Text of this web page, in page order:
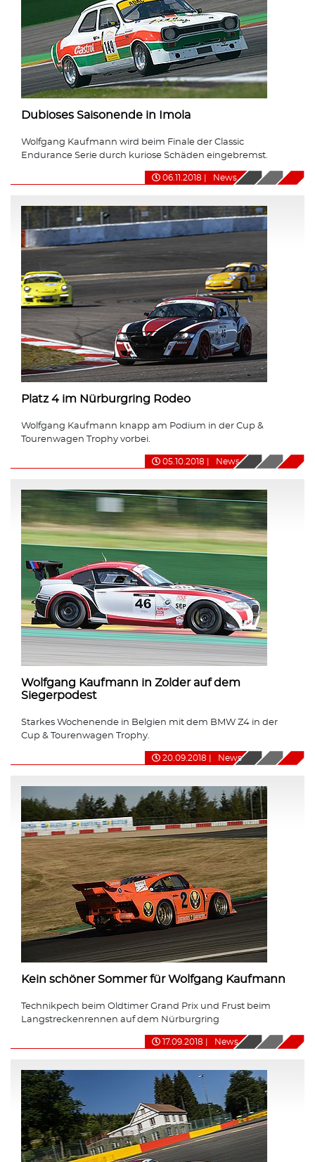
Dubioses Saisonende in Imola
Wolfgang Kaufmann wird beim Finale der Classic
Endurance Serie durch kuriose Schäden eingebremst.
06.11.2018 News
Platz 4 im Nürburgring Rodeo
Wolfgang Kaufmann knapp am Podium in der Cup &
Tourenwagen Trophy vorbei.
05.10.2018 News
Wolfgang Kaufmann in Zolder auf dem
Siegerpodest
Starkes Wochenende in Belgien mit dem BMW Z4 in der
Cup & Tourenwagen Trophy.
20.09.2018 News
Kein schöner Sommer für Wolfgang Kaufmann
Technikpech beim Oldtimer Grand Prix und Frust beim
Langstreckenrennen auf dem Nürburgring
17.09.2018 News